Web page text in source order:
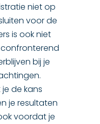
niet op
voor de
is ook niet
confronterend
bij je
de kans
je resultaten
voordat je